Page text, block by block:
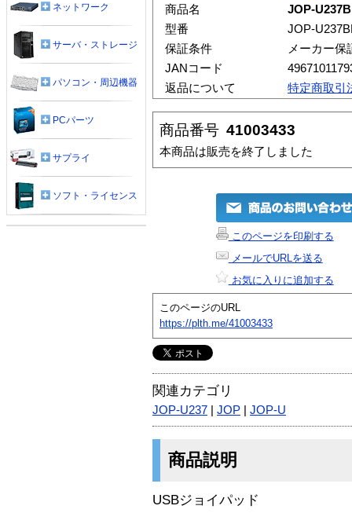
商品名
JOP-
型番
JOP-
保証条件
メーカー保
JANコード
返品について
特定商取引
商品番号 41003433
本商品は販売を終了しました
このページを印刷する
メールでURLを送る
お気に入りに追加する
このページのURL
https://plth.me/41003433
関連カテゴリ
JOP-U237 JOP JOP-U
商品説明
USBジョイパッド
ネットワーク
サーバ・ストレージ
パソコン・周辺機器
PCパーツ
サプライ
ソフト・ライセンス